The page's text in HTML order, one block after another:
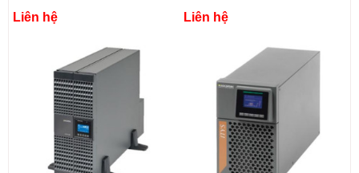
Liên hệ
U11000CLAC
Liên hệ